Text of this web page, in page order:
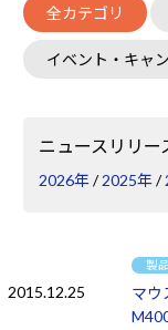
全カテゴリ
イベント・キャ
ニュースリリ
2026年/2025年/
2015.12.25
製品
マ